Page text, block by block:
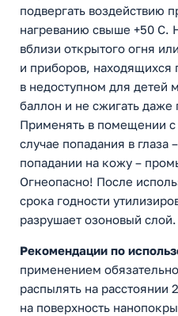
подвергать воздействию
нагреванию свыше +50 С.
вблизи открытого огня
и приборов,
в недоступном для детей
баллон и не сжигать даже
Применять в помещении
случае попадания в
попадании на кожу –
Огнеопасно! После
срока годности
разрушает озоновый слой.
Рекомендации по
применением
распылять на
на поверхность